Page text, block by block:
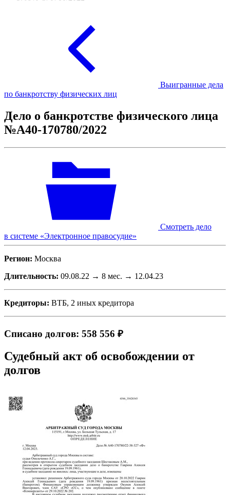
Выигранные дела
по банкротству физических лиц
Дело о банкротстве физического лица
№А40-170780/2022
Смотреть дело
в системе «Электронное правосудие»
Регион: Москва
Длительность: 09.08.22 → 8 мес. → 12.04.23
Кредиторы: ВТБ, 2 иных кредитора
Списано долгов: 558 556 ₽
Судебный акт об освобождении от
долгов